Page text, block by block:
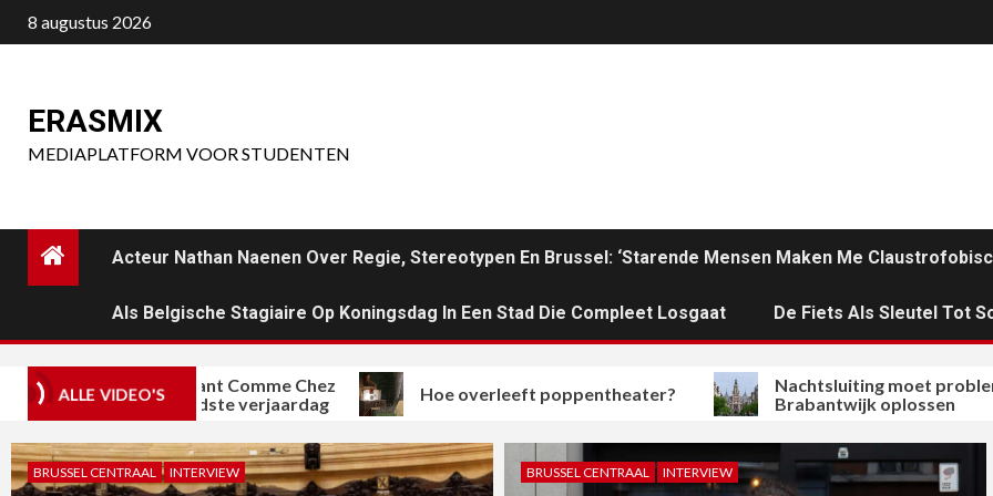
naar
8 augustus 2026
ERASMIX
MEDIAPLATFORM VOOR STUDENTEN
Acteur Nathan Naenen Over Regie, Stereotypen En Brussel: ‘Starende Mensen Maken Me
Als Belgische Stagiaire Op Koningsdag In Een Stad Die Compleet Losgaat De Fiets Als Sleutel Tot
ALLE VIDEO'SComme Chez
viert honderdste verjaardag
Hoe overleeft poppentheater?
Nachtsluiting moet problemen in
Brabantwijk oplossen
BRUSSEL CENTRAAL INTERVIEW BRUSSEL CENTRAAL INTERVIEW